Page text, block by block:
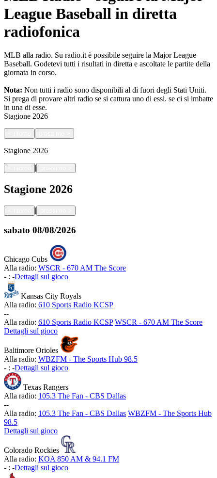
League Baseball in diretta
radiofonica
MLB alla radio. Su radio.it è possibile seguire la Major League
Baseball. Godetevi tutti i risultati in diretta e ascoltate le partite della
giornata in corso.
Nota: Non tutti i radio sono disponibili al di fuori degli Stati Uniti.
Si prega di provare altri radio se si cattura uno di essi. se ci si imbatte
in una di esse.
Stagione 2026
Stagione 2026
|
Stagione 2026
|
sabato 08/08/2026
Chicago Cubs
Alla radio: WSCR - 670 AM The Score
- : -Dettagli sul gioco
Kansas City Royals
Alla radio: 610 Sports Radio KCSP
--
Alla radio: 610 Sports Radio KCSP WSCR - 670 AM The Score
Dettagli sul gioco
Baltimore Orioles
Alla radio: WBZFM - The Sports Hub 98.5
- : -Dettagli sul gioco
Texas Rangers
Alla radio: 105.3 The Fan - CBS Dallas
--
Alla radio: 105.3 The Fan - CBS Dallas WBZFM - The Sports Hub
98.5
Dettagli sul gioco
Colorado Rockies
Alla radio: KOA 850 AM & 94.1 FM
- : -Dettagli sul gioco